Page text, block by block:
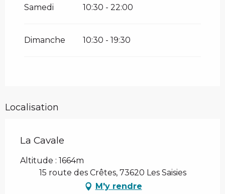
Samedi 10:30 - 22:00
Dimanche 10:30 - 19:30
Localisation
La Cavale
Altitude : 1664m
15 route des Crêtes, 73620 Les Saisies
M'y rendre